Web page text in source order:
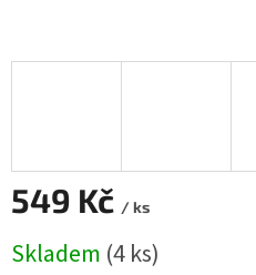
549 Kč / ks
cena:
Skladem (4 ks)